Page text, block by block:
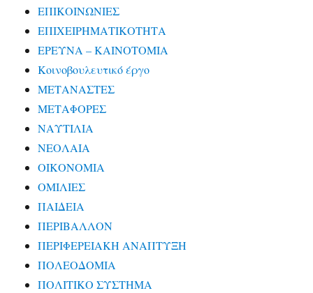
ΕΠΙΚΟΙΝΩΝΙΕΣ
ΕΠΙΧΕΙΡΗΜΑΤΙΚΟΤΗΤΑ
ΕΡΕΥΝΑ – ΚΑΙΝΟΤΟΜΙΑ
Κοινοβουλευτικό έργο
ΜΕΤΑΝΑΣΤΕΣ
ΜΕΤΑΦΟΡΕΣ
ΝΑΥΤΙΛΙΑ
ΝΕΟΛΑΙΑ
ΟΙΚΟΝΟΜΙΑ
ΟΜΙΛΙΕΣ
ΠΑΙΔΕΙΑ
ΠΕΡΙΒΑΛΛΟΝ
ΠΕΡΙΦΕΡΕΙΑΚΗ ΑΝΑΠΤΥΞΗ
ΠΟΛΕΟΔΟΜΙΑ
ΠΟΛΙΤΙΚΟ ΣΥΣΤΗΜΑ